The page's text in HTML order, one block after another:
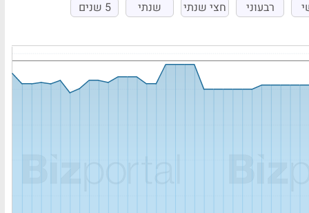
רבעוני חצי שנתי שנתי 5 שנים